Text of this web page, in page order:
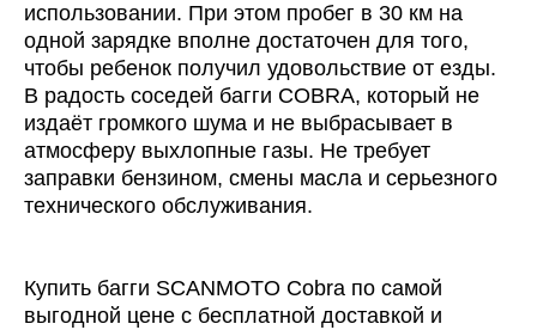
Ширина (мм)
Высота (мм) 990
Сухая масса (кг)
Длина упаковки (мм)
использовании. При этом пробег в 30 км на
одной зарядке вполне достаточен для того,
чтобы ребенок получил удовольствие от езды.
В радость соседей багги COBRA, который не
издаёт громкого шума и не выбрасывает в
атмосферу выхлопные газы. Не требует
заправки бензином, смены масла и серьезного
технического обслуживания.
Купить багги SCANMOTO Cobra по самой
выгодной цене с бесплатной доставкой и